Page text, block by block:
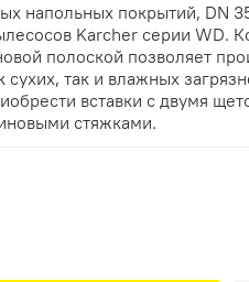
напольных покрытий, DN
Karcher серии WD.
полоской позволяет
так и влажных
вставки с двумя
стяжками.